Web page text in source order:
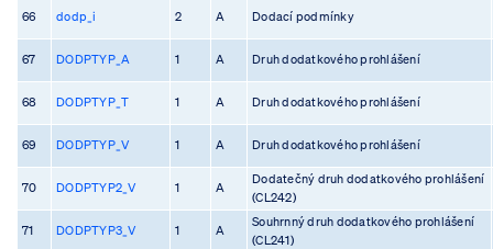
66 dodp_i 2 A Dodací podmínky
67 DODPTYP_A 1 A Druh dodatkového prohlášení
68 DODPTYP_T 1 A Druh dodatkového prohlášení
69 DODPTYP_V 1 A Druh dodatkového prohlášení
70 DODPTYP2_V 1 A
Dodatečný druh dodatkového prohlášení
(CL242)
71 DODPTYP3_V 1 A
Souhrnný druh dodatkového prohlášení
(CL241)